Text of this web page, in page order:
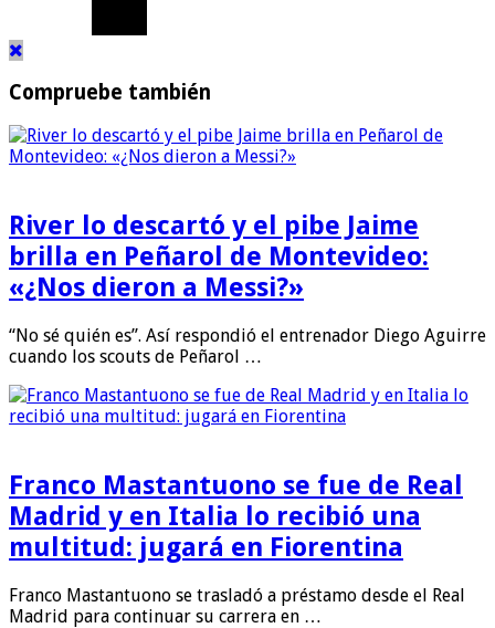
Compruebe también
River lo descartó y el pibe Jaime
brilla en Peñarol de Montevideo:
«¿Nos dieron a Messi?»
“No sé quién es”. Así respondió el entrenador Diego Aguirre
cuando los scouts de Peñarol …
Franco Mastantuono se fue de Real
Madrid y en Italia lo recibió una
multitud: jugará en Fiorentina
Franco Mastantuono se trasladó a préstamo desde el Real
Madrid para continuar su carrera en …